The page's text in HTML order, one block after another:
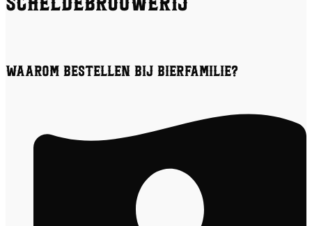
Waarom bestellen bij Bierfamilie?